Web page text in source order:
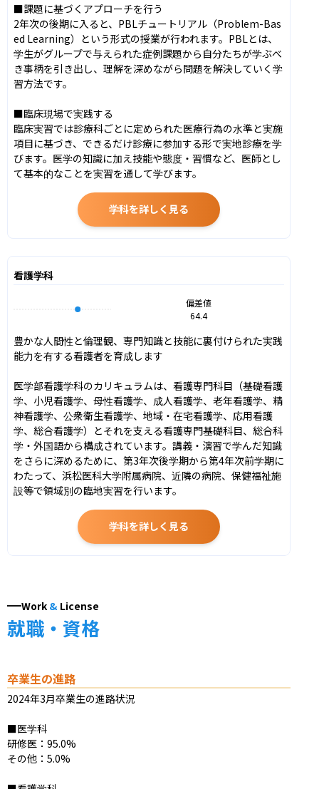
■課題に基づくアプローチを行う
2年次の後期に入ると、PBLチュートリアル（Problem-Bas
ed Learning）という形式の授業が行われます。PBLとは、
学生がグループで与えられた症例課題から自分たちが学ぶべ
き事柄を引き出し、理解を深めながら問題を解決していく学
習方法です。
■臨床現場で実践する
臨床実習では診療科ごとに定められた医療行為の水準と実施
項目に基づき、できるだけ診療に参加する形で実地診療を学
びます。医学の知識に加え技能や態度・習慣など、医師とし
て基本的なことを実習を通して学びます。
学科を詳しく見る
看護学科
偏差値
64.4
豊かな人間性と倫理観、専門知識と技能に裏付けられた実践
能力を有する看護者を育成します
医学部看護学科のカリキュラムは、看護専門科目（基礎看護
学、小児看護学、母性看護学、成人看護学、老年看護学、精
神看護学、公衆衛生看護学、地域・在宅看護学、応用看護
学、総合看護学）とそれを支える看護専門基礎科目、総合科
学・外国語から構成されています。講義・演習で学んだ知識
をさらに深めるために、第3年次後学期から第4年次前学期に
わたって、浜松医科大学附属病院、近隣の病院、保健福祉施
設等で領域別の臨地実習を行います。
学科を詳しく見る
Work & License
就職・資格
卒業生の進路
2024年3月卒業生の進路状況
■医学科
研修医：95.0%
その他：5.0%